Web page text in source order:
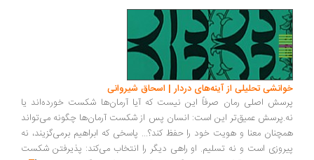
خوانشی تحلیلی از آینه‌های دردار | اسحاق شیروانی
پرسش اصلی رمان صرفاً این نیست که آیا آرمان‌ها شکست خورده‌اند یا
نه.پرسش عمیق‌تر این است: انسان پس از شکست آرمان‌ها چگونه می‌تواند
همچنان معنا و هویت خود را حفظ کند؟... پاسخی که ابراهیم برمی‌گزیند، نه
پیروزی است و نه تسلیم. او راهی دیگر را انتخاب می‌کند: پذیرفتن شکست